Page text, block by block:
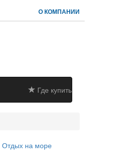
О КОМПАНИИ
Где купить
Отдых на море